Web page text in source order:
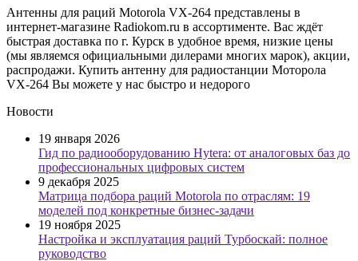
Антенны для раций Motorola VX-264 представлены в
интернет-магазине Radiokom.ru в ассортименте. Вас ждёт
быстрая доставка по г. Курск в удобное время, низкие цены
(мы являемся официальными дилерами многих марок), акции,
распродажи. Купить антенну для радиостанции Моторола
VX-264 Вы можете у нас быстро и недорого
Новости
19 января 2026
Гид по радиооборудованию Hytera: от аналоговых баз до
профессиональных цифровых систем
9 декабря 2025
Матрица подбора раций Motorola по отраслям: 19
моделей под конкретные бизнес-задачи
19 ноября 2025
Настройка и эксплуатация раций Турбоскай: полное
руководство